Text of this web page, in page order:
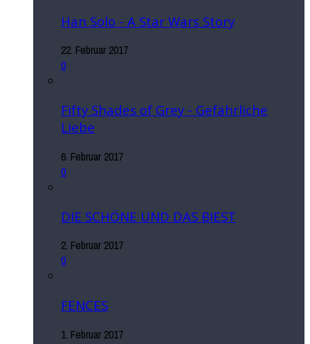
Han Solo - A Star Wars Story
22. Februar 2017
0
Fifty Shades of Grey - Gefährliche
Liebe
6. Februar 2017
0
DIE SCHÖNE UND DAS BIEST
2. Februar 2017
0
FENCES
1. Februar 2017